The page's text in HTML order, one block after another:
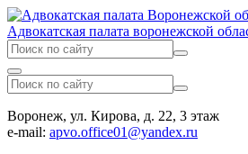
Адвокатская палата воронежской
Воронеж, ул. Кирова, д. 22, 3 этаж
e-mail: apvo.office01@yandex.ru